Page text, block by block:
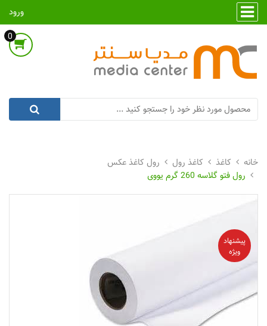
ورود
0
کاغذ کاغذ رول
رول کاغذ عکس
رول فتو گلاسه 260 گرم یووی
پیشنهاد
ویژه